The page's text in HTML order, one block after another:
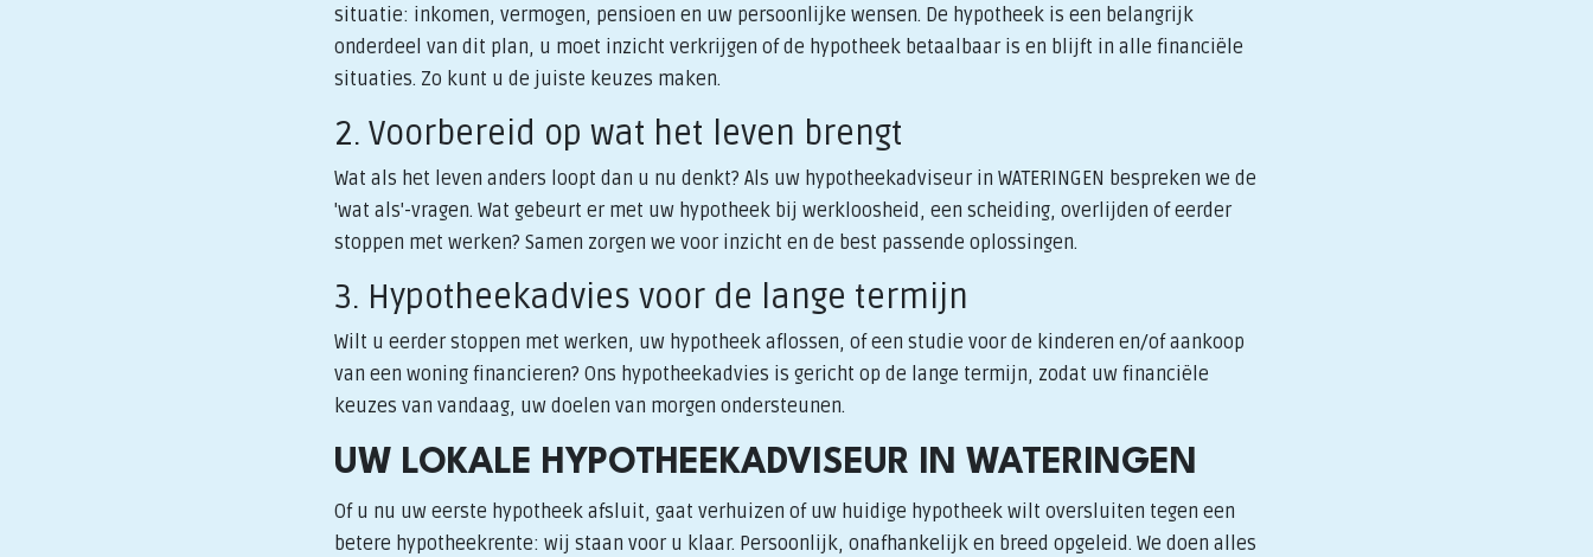
situatie: inkomen, vermogen, pensioen en uw persoonlijke wensen. De hypotheek is een belangrijk
onderdeel van dit plan, u moet inzicht verkrijgen of de hypotheek betaalbaar is en blijft in alle financiële
situaties. Zo kunt u de juiste keuzes maken.
2. Voorbereid op wat het leven brengt
Wat als het leven anders loopt dan u nu denkt? Als uw hypotheekadviseur in WATERINGEN bespreken we de
'wat als'-vragen. Wat gebeurt er met uw hypotheek bij werkloosheid, een scheiding, overlijden of eerder
stoppen met werken? Samen zorgen we voor inzicht en de best passende oplossingen.
3. Hypotheekadvies voor de lange termijn
Wilt u eerder stoppen met werken, uw hypotheek aflossen, of een studie voor de kinderen en/of aankoop
van een woning financieren? Ons hypotheekadvies is gericht op de lange termijn, zodat uw financiële
keuzes van vandaag, uw doelen van morgen ondersteunen.
UW LOKALE HYPOTHEEKADVISEUR IN WATERINGEN
Of u nu uw eerste hypotheek afsluit, gaat verhuizen of uw huidige hypotheek wilt oversluiten tegen een
betere hypotheekrente: wij staan voor u klaar. Persoonlijk, onafhankelijk en breed opgeleid. We doen alles